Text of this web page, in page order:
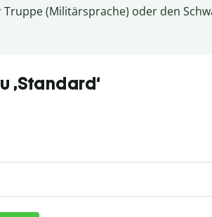
Truppe (Militärsprache) oder den